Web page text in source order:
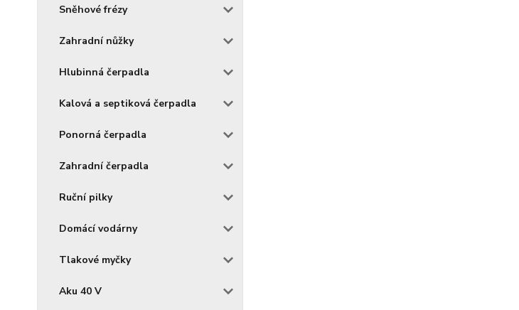
Sněhové frézy
Zahradní nůžky
Hlubinná čerpadla
Kalová a septiková čerpadla
Ponorná čerpadla
Zahradní čerpadla
Ruční pilky
Domácí vodárny
Tlakové myčky
Aku 40 V